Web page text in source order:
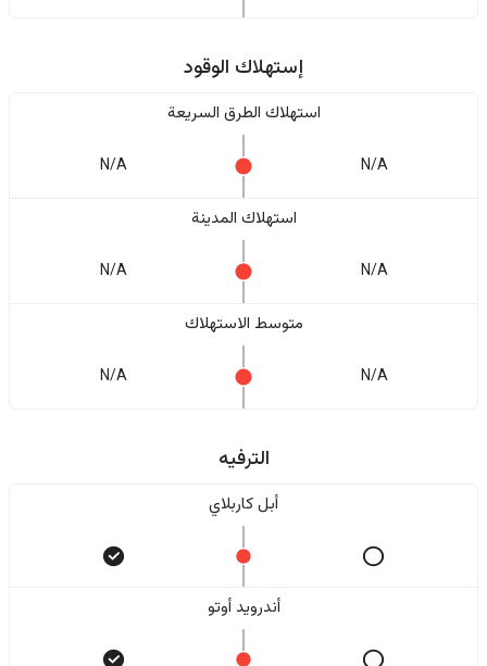
إستهلاك الوقود
استهلاك الطرق السريعة
N/A
N/A
استهلاك المدينة
N/A
N/A
متوسط الاستهلاك
N/A
N/A
الترفيه
أبل كاربلاي
أندرويد أوتو